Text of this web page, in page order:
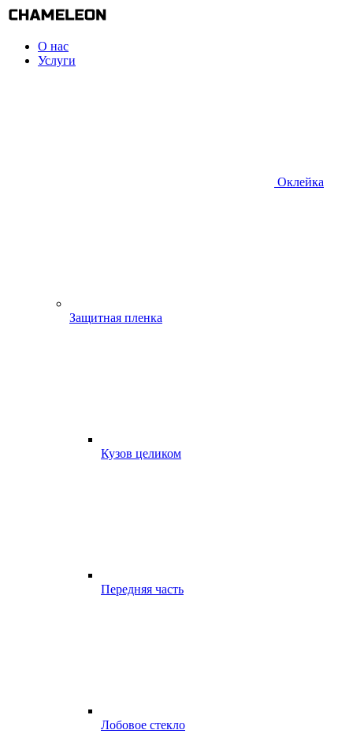
О нас
Услуги
Оклейка
Защитная пленка
Кузов целиком
Передняя часть
Лобовое стекло